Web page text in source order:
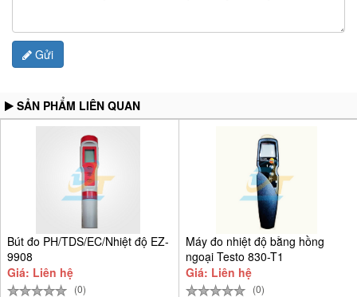
Gửi
SẢN PHẨM LIÊN QUAN
Bút đo PH/TDS/EC/Nhiệt độ EZ-
9908
Giá: Liên hệ
(0)
Máy đo nhiệt độ bằng hồng
ngoại Testo 830-T1
Giá: Liên hệ
(0)